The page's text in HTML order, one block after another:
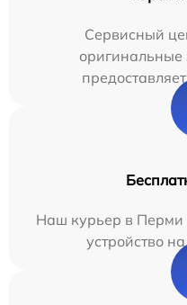
Сервисный
оригинальные
Наш курьер в Перми
устройство